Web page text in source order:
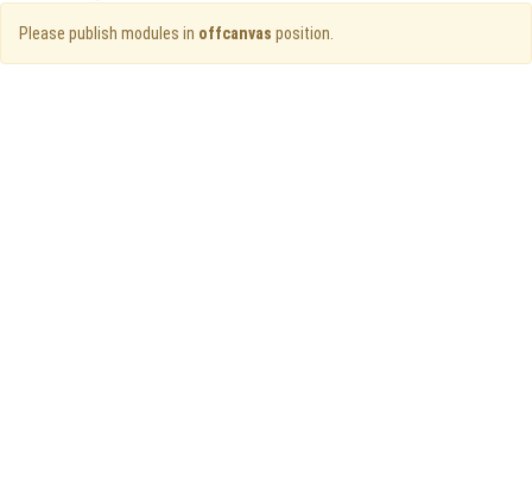
Please publish modules in offcanvas position.